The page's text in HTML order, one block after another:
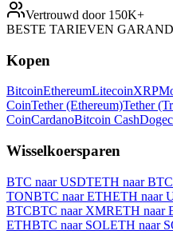
Vertrouwd door 150K+
BESTE TARIEVEN
Kopen
BitcoinEthereumLitecoinXRP
CoinTether (Ethereum)Tether
CoinCardanoBitcoin Cash
Wisselkoersparen
BTC naar USDTETH naar BTC
TONBTC naar ETHETH naar
BTCBTC naar XMRETH naar
ETHBTC naar SOLETH naar